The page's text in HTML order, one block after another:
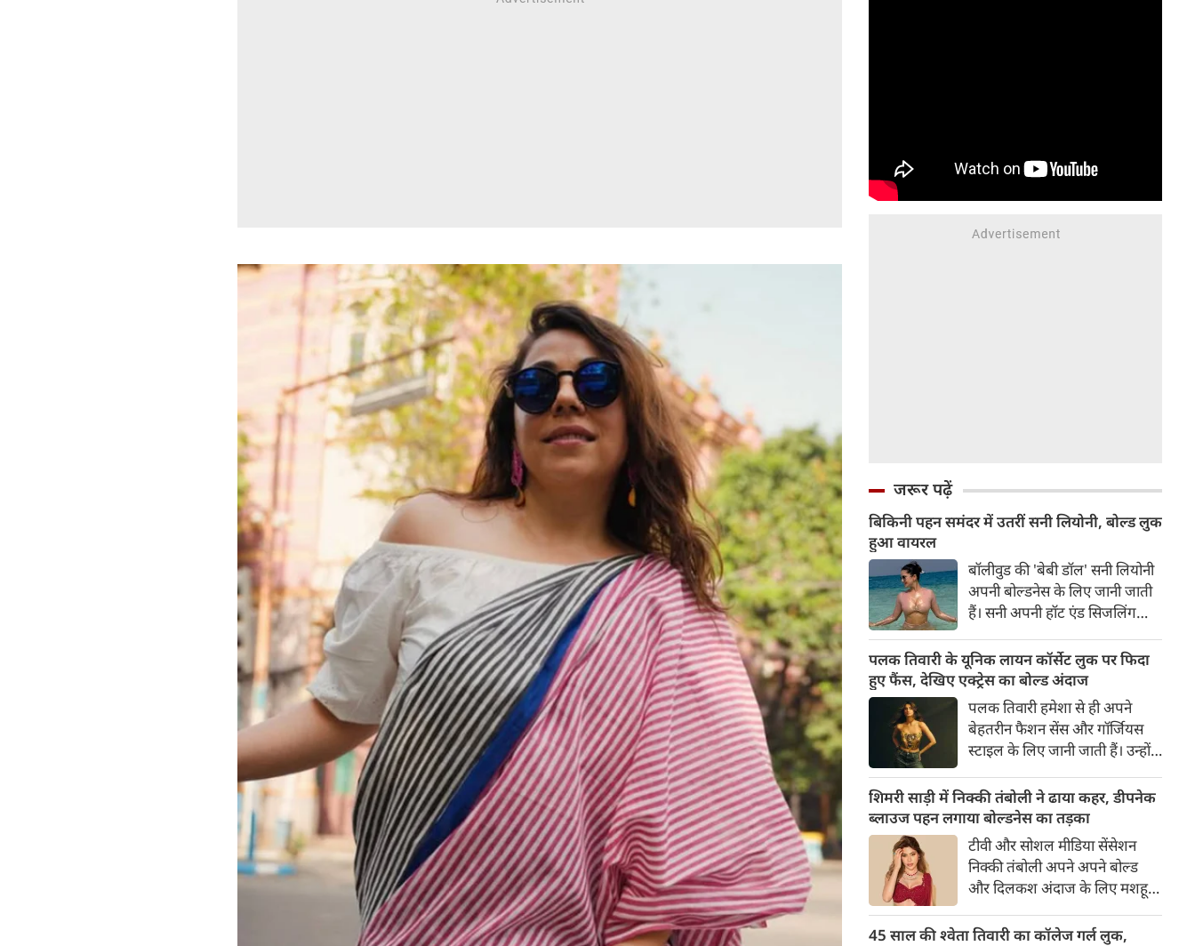
जरूर पढ़ें
बिकिनी पहन समंदर में उतरीं सनी लियोनी, बोल्ड लुक
हुआ वायरल
बॉलीवुड की 'बेबी डॉल' सनी लियोनी
अपनी बोल्डनेस के लिए जानी जाती
हैं। सनी अपनी हॉट एंड सिजलिंग
रहती हैं। फैंस सनी लियोनी की तस्वीरों
का बेसब्री से इंतजार करते हैं। इस बार
सनी लियोनी ने मालदीव वेकेशन से
अपनी कुछ बोल्ड तस्वीरें शेयर की है।
पलक तिवारी के यूनिक लायन कॉर्सेट लुक पर फिदा
हुए फैंस, देखिए एक्ट्रेस का बोल्ड अंदाज
पलक तिवारी हमेशा से ही अपने
बेहतरीन फैशन सेंस और गॉर्जियस
स्टाइल के लिए जानी जाती हैं। उन्होंने
फिर फैंस का दिल जीत लिया है।
पलक ने एक बेहद यूनीक और
स्टाइलिश गोल्डन कॉर्सेट टॉप में
अपनी कुछ तस्वीरें शेयर की है।
शिमरी साड़ी में निक्की तंबोली ने ढाया कहर, डीपनेक
ब्लाउज पहन लगाया बोल्डनेस का तड़का
टीवी और सोशल मीडिया सेंसेशन
निक्की तंबोली अपने अपने बोल्ड
और दिलकश अंदाज के लिए मशहूर
इंटरनेट पर तहलका मचाती रहती हैं।
45 साल की श्वेता तिवारी का कॉलेज गर्ल लुक,